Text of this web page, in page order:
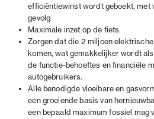
efficiëntiewinst wordt geboekt, met
gevolg
Maximale inzet op de fiets.
Zorgen dat die 2 miljoen
komen, wat gemakkelijker wordt
de functie-behoeftes en financiële
autogebruikers.
Alle benodigde vloeibare en
een groeiende basis van
een bepaald maximum fossiel mag